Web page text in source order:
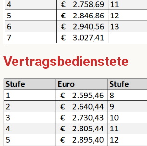
Vertragsbedienstete